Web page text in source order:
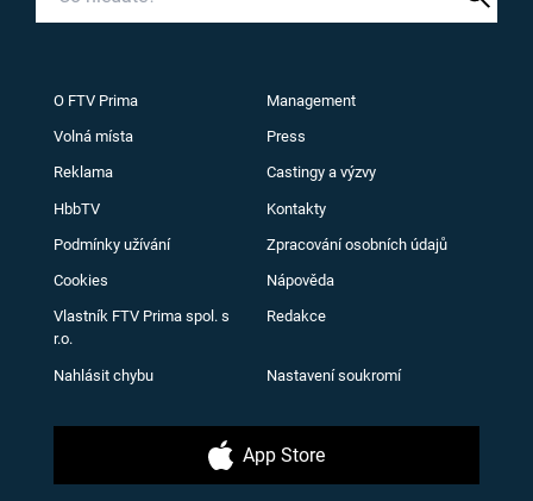
O FTV Prima Management
Volná místa Press
Reklama Castingy a výzvy
HbbTV Kontakty
Podmínky užívání Zpracování osobních údajů
Cookies Nápověda
Vlastník FTV Prima spol. s
r.o.
Redakce
Nahlásit chybu Nastavení soukromí
App Store